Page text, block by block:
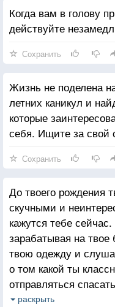
Когда вам в голову
действуйте
Сохранить
Жизнь не поделена
летних каникул и
которые
себя. Ищите за свой
Сохранить
До твоего рождения
скучными и
кажутся тебе
зарабатывая на твое
твою одежду и
о том какой ты
отправляться
от уничтожения
раскрыть